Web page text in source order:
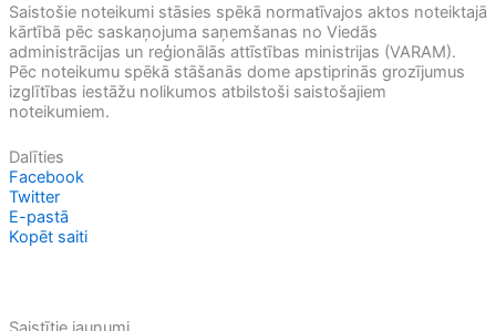
Saistošie noteikumi stāsies spēkā normatīvajos aktos noteiktajā
kārtībā pēc saskaņojuma saņemšanas no Viedās
administrācijas un reģionālās attīstības ministrijas (VARAM).
Pēc noteikumu spēkā stāšanās dome apstiprinās grozījumus
izglītības iestāžu nolikumos atbilstoši saistošajiem
noteikumiem.
Dalīties
Facebook
Twitter
E-pastā
Kopēt saiti